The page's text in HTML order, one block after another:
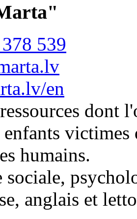
539
en
dont
enfants
humains.
sociale,
anglais et